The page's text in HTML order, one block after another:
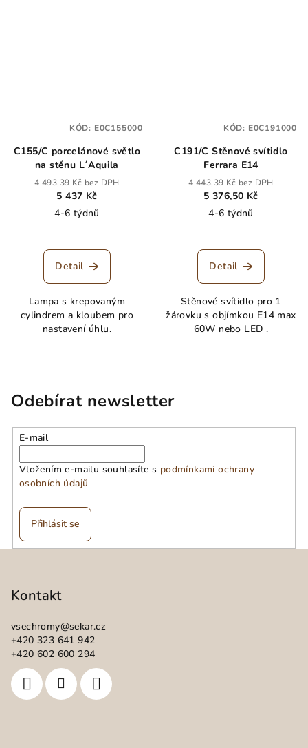
C155/C porcelánové světlo
na stěnu L´Aquila
4 493,39 Kč bez DPH
5 437 Kč
4-6 týdnů
Detail
Lampa s krepovaným
cylindrem a kloubem pro
nastavení úhlu.
KÓD: E0C155000
C191/C Stěnové svítidlo
Ferrara E14
4 443,39 Kč bez DPH
5 376,50 Kč
4-6 týdnů
Detail
Stěnové svítidlo pro 1
žárovku s objímkou E14 max
60W nebo LED .
KÓD: E0C191000
Odebírat newsletter
E-mail
Vložením e-mailu souhlasíte s podmínkami ochrany
osobních údajů
Přihlásit se
Kontakt
vsechromy@sekar.cz
+420 323 641 942
+420 602 600 294